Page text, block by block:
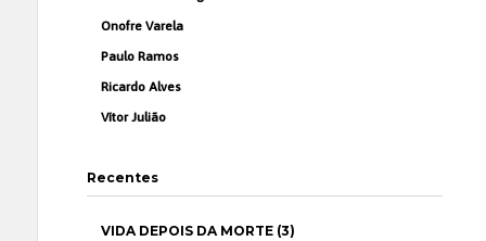
Onofre Varela
Paulo Ramos
Ricardo Alves
Vítor Julião
Recentes
VIDA DEPOIS DA MORTE (3)